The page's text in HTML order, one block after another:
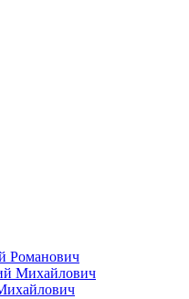
Романович
Михайлович